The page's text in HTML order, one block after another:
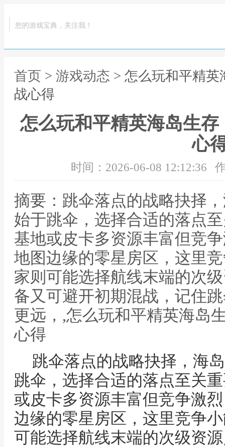
您的游戏宝典，关注我！
首页 > 游戏动态 > 怎么玩和平精
战心得
怎么玩和平精英海岛生
心
时间：2026-06-08 12:12:36
摘要：跳伞落点的战略抉择
始于跳伞，选择合适的落点
基地或皮卡多资源丰富但竞
地图边缘的零星房区，这里
家则可能选择航线末端的次
备又可避开初期混战，记住
更远，,怎么玩和平精英海岛
心得
跳伞落点的战略抉择，海
跳伞，选择合适的落点至关
或皮卡多资源丰富但竞争激
边缘的零星房区，这里竞争
可能选择航线末端的次级资